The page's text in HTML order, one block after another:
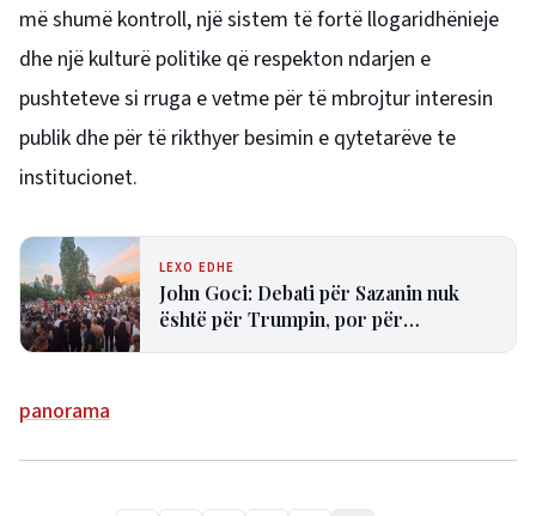
më shumë kontroll, një sistem të fortë llogaridhënieje
dhe një kulturë politike që respekton ndarjen e
pushteteve si rruga e vetme për të mbrojtur interesin
publik dhe për të rikthyer besimin e qytetarëve te
institucionet.
LEXO EDHE
John Goci: Debati për Sazanin nuk
është për Trumpin, por për
panorama